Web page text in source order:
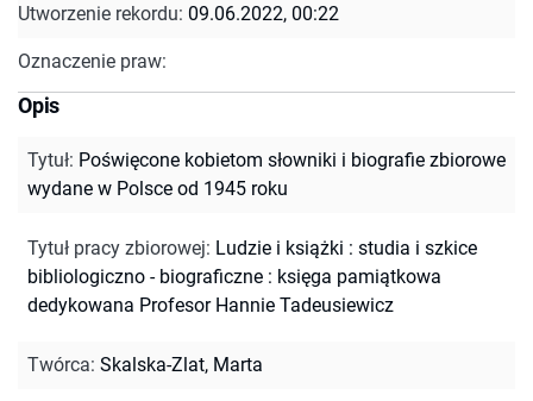
Utworzenie rekordu: 09.06.2022, 00:22
Oznaczenie praw:
Opis
Tytuł: Poświęcone kobietom słowniki i biografie zbiorowe
wydane w Polsce od 1945 roku
Tytuł pracy zbiorowej: Ludzie i książki : studia i szkice
bibliologiczno - biograficzne : księga pamiątkowa
dedykowana Profesor Hannie Tadeusiewicz
Twórca: Skalska-Zlat, Marta